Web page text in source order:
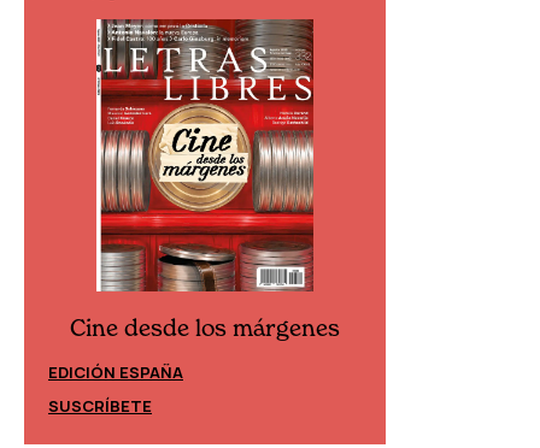
Cine desde los márgenes
EDICIÓN ESPAÑA
SUSCRÍBETE